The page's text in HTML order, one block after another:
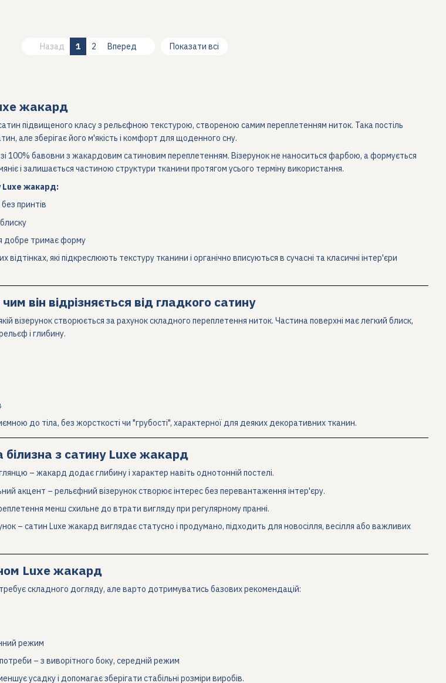
жакард
підвищеного класу з рельєфною текстурою, створеною самим переплетенням ниток. Така постіль
але зберігає його м'якість і комфорт для щоденного сну.
100% бавовни з жакардовим сатиновим переплетенням. Візерунок не наноситься фарбою, а формується
і залишається частиною структури тканини протягом усього терміну використання.
Luxe жакард:
принтів
добре тримає форму
які підкреслюють текстуру тканини і органічно вписуються в сучасні та класичні інтер'єри
він відрізняється від гладкого сатину
візерунок створюється за рахунок складного переплетення ниток. Частина поверхні має легкий блиск,
і глибину.
до тіла, без жорсткості чи "грубості", характерної для деяких декоративних тканин.
білизна з сатину Luxe жакард
– жакард додає глибину і характер навіть однотонній постелі.
акцент – рельєфний візерунок створює інтерес без перевантаження інтер'єру.
менш схильне до втрати вигляду при регулярному пранні.
– сатин Luxe жакард виглядає статусно і продумано, підходить для новосілля, весілля або важливих
Luxe жакард
складного догляду, але варто дотримуватись базових рекомендацій:
режим
– з виворітного боку, середній режим
усадку і допомагає зберігати стабільні розміри виробів.
Назад 1 2 Вперед Показати всі